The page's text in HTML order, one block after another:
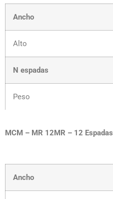
Ancho
Alto
N espadas
Peso
MCM – MR 12MR – 12 Espadas
Ancho